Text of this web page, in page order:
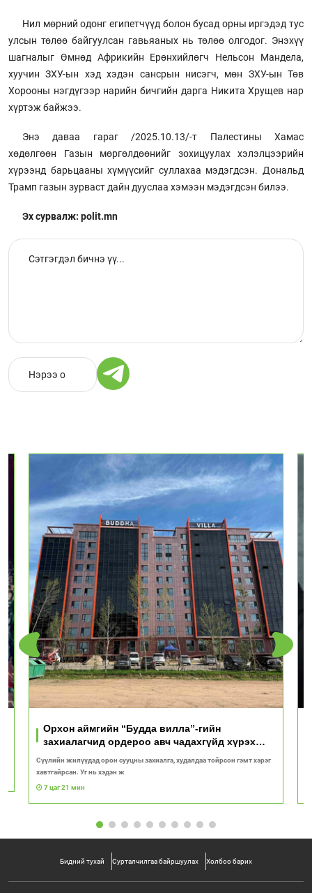
Нил мөрний одонг египетчүүд болон бусад орны иргэдэд тус
улсын төлөө байгуулсан гавьяаных нь төлөө олгодог. Энэхүү
шагналыг Өмнөд Африкийн Ерөнхийлөгч Нельсон Мандела,
хуучин ЗХУ-ын хэд хэдэн сансрын нисэгч, мөн ЗХУ-ын Төв
Хорооны нэгдүгээр нарийн бичгийн дарга Никита Хрущев нар
хүртэж байжээ.
Энэ даваа гараг /2025.10.13/-т Палестины Хамас
хөдөлгөөн Газын мөргөлдөөнийг зохицуулах хэлэлцээрийн
хүрээнд барьцааны хүмүүсийг суллахаа мэдэгдсэн. Дональд
Трамп газын зурваст дайн дууслаа хэмээн мэдэгдсэн билээ.
Эх сурвалж: polit.mn
Орхон аймгийн “Будда вилла”-гийн
захиалагчид ордероо авч чадахгүйд хүрэх
вий!
Сүүлийн жилүүдэд орон сууцны захиалга, худалдаа тойрсон гэмт хэрэг
хавтгайрсан. Уг нь хэдэн ж
7 цаг 21 мин
Бидний тухай Сурталчилгаа байршуулах Холбоо барих